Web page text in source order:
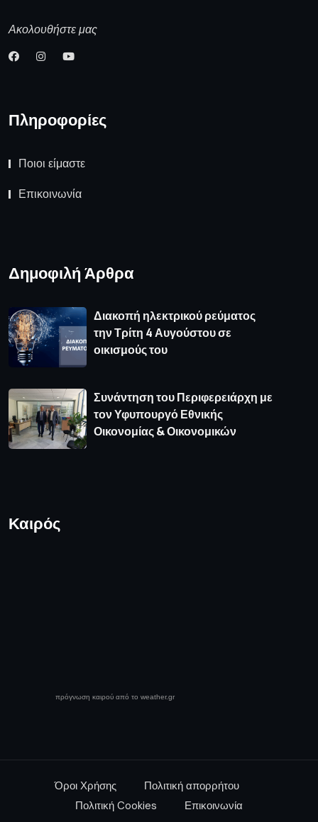
Ακολουθήστε μας
Πληροφορίες
Ποιοι είμαστε
Επικοινωνία
Δημοφιλή Άρθρα
Διακοπή ηλεκτρικού ρεύματος
την Τρίτη 4 Αυγούστου σε
οικισμούς του
Συνάντηση του Περιφερειάρχη με
τον Υφυπουργό Εθνικής
Οικονομίας & Οικονομικών
Καιρός
πρόγνωση καιρού από το weather.gr
Όροι Χρήσης
Πολιτική απορρήτου
Πολιτική Cookies
Επικοινωνία